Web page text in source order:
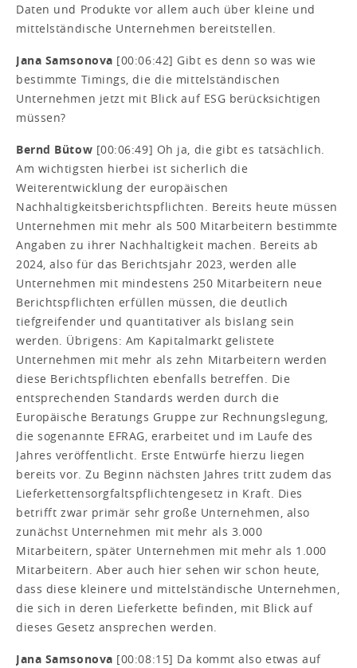
Daten und Produkte vor allem auch über kleine und
mittelständische Unternehmen bereitstellen.
Jana Samsonova [00:06:42] Gibt es denn so was wie
bestimmte Timings, die die mittelständischen
Unternehmen jetzt mit Blick auf ESG berücksichtigen
müssen?
Bernd Bütow [00:06:49] Oh ja, die gibt es tatsächlich.
Am wichtigsten hierbei ist sicherlich die
Weiterentwicklung der europäischen
Nachhaltigkeitsberichtspflichten. Bereits heute müssen
Unternehmen mit mehr als 500 Mitarbeitern bestimmte
Angaben zu ihrer Nachhaltigkeit machen. Bereits ab
2024, also für das Berichtsjahr 2023, werden alle
Unternehmen mit mindestens 250 Mitarbeitern neue
Berichtspflichten erfüllen müssen, die deutlich
tiefgreifender und quantitativer als bislang sein
werden. Übrigens: Am Kapitalmarkt gelistete
Unternehmen mit mehr als zehn Mitarbeitern werden
diese Berichtspflichten ebenfalls betreffen. Die
entsprechenden Standards werden durch die
Europäische Beratungs Gruppe zur Rechnungslegung,
die sogenannte EFRAG, erarbeitet und im Laufe des
Jahres veröffentlicht. Erste Entwürfe hierzu liegen
bereits vor. Zu Beginn nächsten Jahres tritt zudem das
Lieferkettensorgfaltspflichtengesetz in Kraft. Dies
betrifft zwar primär sehr große Unternehmen, also
zunächst Unternehmen mit mehr als 3.000
Mitarbeitern, später Unternehmen mit mehr als 1.000
Mitarbeitern. Aber auch hier sehen wir schon heute,
dass diese kleinere und mittelständische Unternehmen,
die sich in deren Lieferkette befinden, mit Blick auf
dieses Gesetz ansprechen werden.
Jana Samsonova [00:08:15] Da kommt also etwas auf